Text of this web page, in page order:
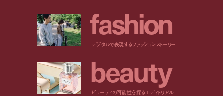
fashion
デジタルで表現するファッションストーリー
beauty
ビューティの可能性を探るエディトリアル